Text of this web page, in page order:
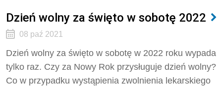
Dzień wolny za święto w sobotę 2022
08 paź 2021
Dzień wolny za święto w sobotę w 2022 roku wypada
tylko raz. Czy za Nowy Rok przysługuje dzień wolny?
Co w przypadku wystąpienia zwolnienia lekarskiego